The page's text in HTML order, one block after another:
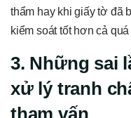
thẩm hay khi giấy tờ đã
kiểm soát tốt hơn cả
3. Những sai
xử lý tranh
tham vấn